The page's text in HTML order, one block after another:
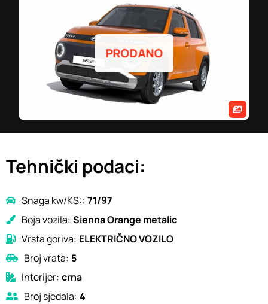
PRODANO
Tehnički podaci:
Snaga kw/KS:: 71/97
Boja vozila: Sienna Orange metalic
Vrsta goriva: ELEKTRIČNO VOZILO
Broj vrata: 5
Interijer: crna
Broj sjedala: 4